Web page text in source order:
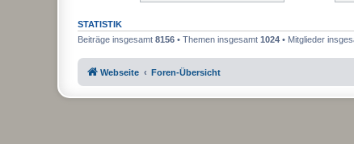
STATISTIK
Beiträge insgesamt 8156 • Themen insgesamt 1024 • Mitglieder
Webseite Foren-Übersicht